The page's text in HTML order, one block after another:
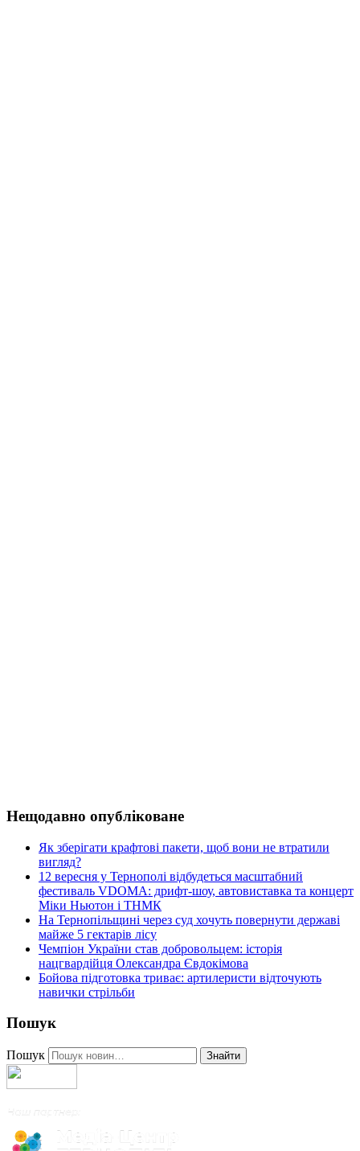
Нещодавно опубліковане
Як зберігати крафтові пакети, щоб вони не втратили
вигляд?
12 вересня у Тернополі відбудеться масштабний
фестиваль VDOMA: дрифт-шоу, автовиставка та концерт
Міки Ньютон і ТНМК
На Тернопільщині через суд хочуть повернути державі
майже 5 гектарів лісу
Чемпіон України став добровольцем: історія
нацгвардійця Олександра Євдокімова
Бойова підготовка триває: артилеристи відточують
навички стрільби
Пошук
Пошук Знайти